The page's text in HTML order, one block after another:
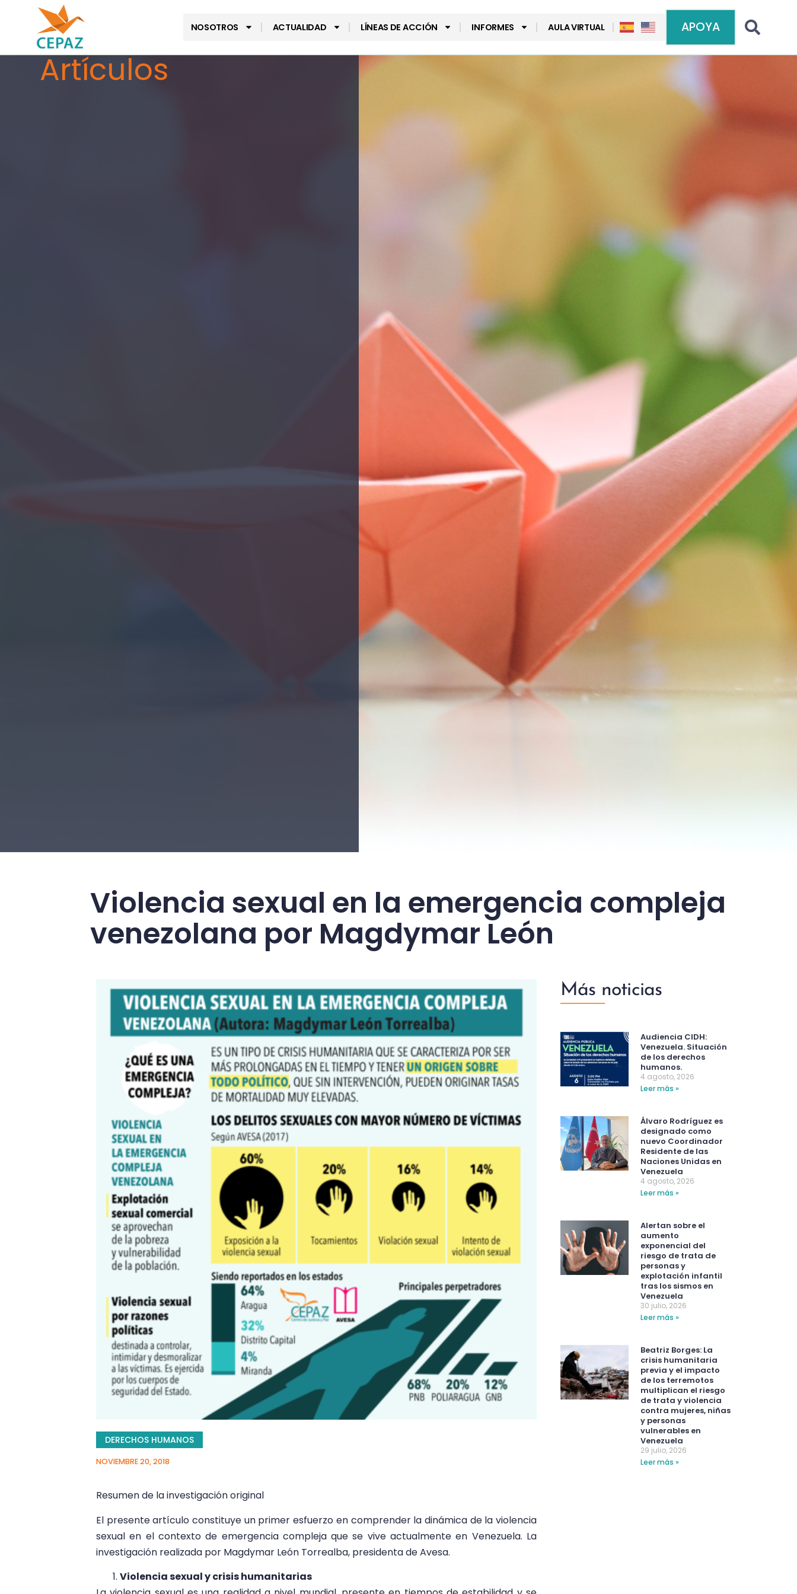
NOSOTROS ACTUALIDAD LÍNEAS DE ACCIÓN INFORMES AULA VIRTUAL APOYA
Artículos
Violencia sexual en la emergencia compleja
venezolana por Magdymar León
DERECHOS HUMANOS
NOVIEMBRE 20, 2018
Resumen de la investigación original
El presente artículo constituye un primer esfuerzo en comprender la dinámica de la violencia
sexual en el contexto de emergencia compleja que se vive actualmente en Venezuela. La
investigación realizada por Magdymar León Torrealba, presidenta de Avesa.
Violencia sexual y crisis humanitarias
Más noticias
Audiencia CIDH:
Venezuela. Situación
de los derechos
humanos.
4 agosto, 2026
Leer más »
Álvaro Rodríguez es
designado como
nuevo Coordinador
Residente de las
Naciones Unidas en
Venezuela
4 agosto, 2026
Leer más »
Alertan sobre el
aumento
exponencial del
riesgo de trata de
personas y
explotación infantil
tras los sismos en
Venezuela
30 julio, 2026
Leer más »
Beatriz Borges: La
crisis humanitaria
previa y el impacto
de los terremotos
multiplican el riesgo
de trata y violencia
contra mujeres, niñas
y personas
vulnerables en
Venezuela
29 julio, 2026
Leer más »